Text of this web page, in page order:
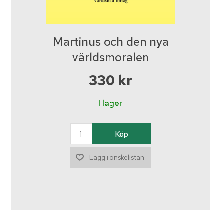
Martinus och den nya
världsmoralen
330 kr
I lager